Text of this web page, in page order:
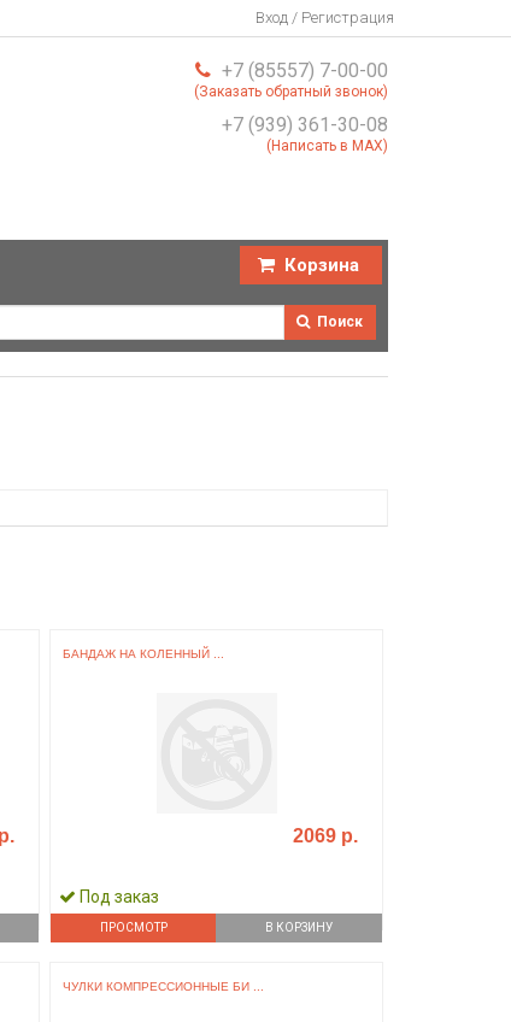
Вход / Регистрация
+7 (85557) 7-00-00
(Заказать обратный звонок)
+7 (939) 361-30-08
(Написать в MAX)
Корзина
Поиск
БАНДАЖ НА КОЛЕННЫЙ ...
2069 р.
Под заказ
ПРОСМОТР В КОРЗИНУ
ЧУЛКИ КОМПРЕССИОННЫЕ БИ ...